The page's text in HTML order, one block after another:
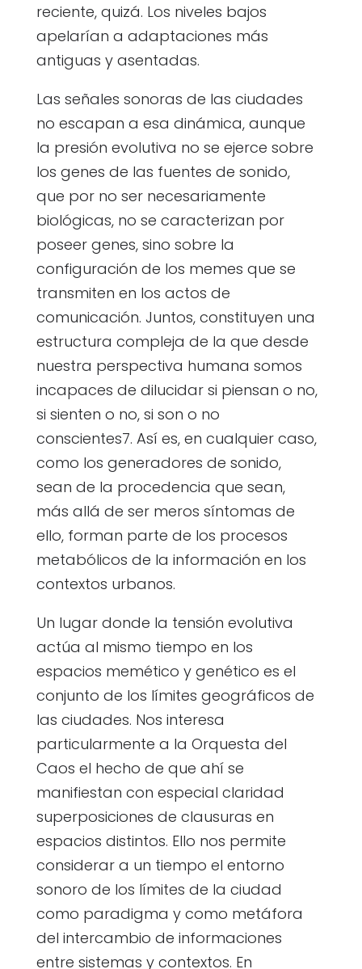
reciente, quizá. Los niveles bajos
apelarían a adaptaciones más
antiguas y asentadas.
Las señales sonoras de las ciudades
no escapan a esa dinámica, aunque
la presión evolutiva no se ejerce sobre
los genes de las fuentes de sonido,
que por no ser necesariamente
biológicas, no se caracterizan por
poseer genes, sino sobre la
configuración de los memes que se
transmiten en los actos de
comunicación. Juntos, constituyen una
estructura compleja de la que desde
nuestra perspectiva humana somos
incapaces de dilucidar si piensan o no,
si sienten o no, si son o no
conscientes7. Así es, en cualquier caso,
como los generadores de sonido,
sean de la procedencia que sean,
más allá de ser meros síntomas de
ello, forman parte de los procesos
metabólicos de la información en los
contextos urbanos.
Un lugar donde la tensión evolutiva
actúa al mismo tiempo en los
espacios memético y genético es el
conjunto de los límites geográficos de
las ciudades. Nos interesa
particularmente a la Orquesta del
Caos el hecho de que ahí se
manifiestan con especial claridad
superposiciones de clausuras en
espacios distintos. Ello nos permite
considerar a un tiempo el entorno
sonoro de los límites de la ciudad
como paradigma y como metáfora
del intercambio de informaciones
entre sistemas y contextos. En